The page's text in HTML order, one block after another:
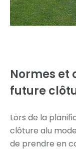
Normes et
future
Lors de la
clôture alu
de prendre en